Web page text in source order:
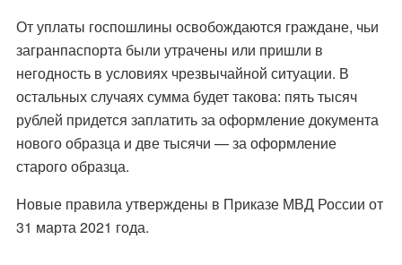
От уплаты госпошлины освобождаются граждане, чьи
загранпаспорта были утрачены или пришли в
негодность в условиях чрезвычайной ситуации. В
остальных случаях сумма будет такова: пять тысяч
рублей придется заплатить за оформление документа
нового образца и две тысячи — за оформление
старого образца.
Новые правила утверждены в Приказе МВД России от
31 марта 2021 года.